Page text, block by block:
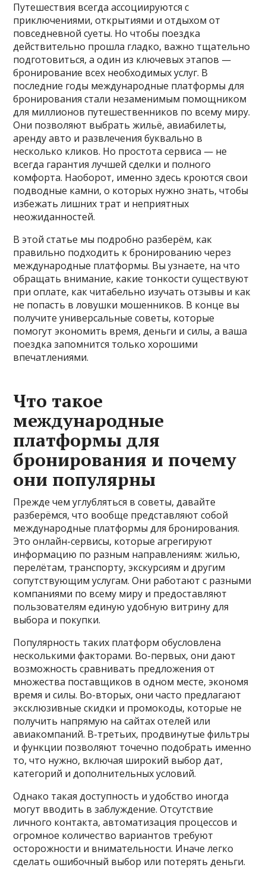
Путешествия всегда ассоциируются с
приключениями, открытиями и отдыхом от
повседневной суеты. Но чтобы поездка
действительно прошла гладко, важно тщательно
подготовиться, а один из ключевых этапов —
бронирование всех необходимых услуг. В
последние годы международные платформы для
бронирования стали незаменимым помощником
для миллионов путешественников по всему миру.
Они позволяют выбрать жильё, авиабилеты,
аренду авто и развлечения буквально в
несколько кликов. Но простота сервиса — не
всегда гарантия лучшей сделки и полного
комфорта. Наоборот, именно здесь кроются свои
подводные камни, о которых нужно знать, чтобы
избежать лишних трат и неприятных
неожиданностей.
В этой статье мы подробно разберём, как
правильно подходить к бронированию через
международные платформы. Вы узнаете, на что
обращать внимание, какие тонкости существуют
при оплате, как читабельно изучать отзывы и как
не попасть в ловушки мошенников. В конце вы
получите универсальные советы, которые
помогут экономить время, деньги и силы, а ваша
поездка запомнится только хорошими
впечатлениями.
Что такое
международные
платформы для
бронирования и почему
они популярны
Прежде чем углубляться в советы, давайте
разберёмся, что вообще представляют собой
международные платформы для бронирования.
Это онлайн-сервисы, которые агрегируют
информацию по разным направлениям: жилью,
перелётам, транспорту, экскурсиям и другим
сопутствующим услугам. Они работают с разными
компаниями по всему миру и предоставляют
пользователям единую удобную витрину для
выбора и покупки.
Популярность таких платформ обусловлена
несколькими факторами. Во-первых, они дают
возможность сравнивать предложения от
множества поставщиков в одном месте, экономя
время и силы. Во-вторых, они часто предлагают
эксклюзивные скидки и промокоды, которые не
получить напрямую на сайтах отелей или
авиакомпаний. В-третьих, продвинутые фильтры
и функции позволяют точечно подобрать именно
то, что нужно, включая широкий выбор дат,
категорий и дополнительных условий.
Однако такая доступность и удобство иногда
могут вводить в заблуждение. Отсутствие
личного контакта, автоматизация процессов и
огромное количество вариантов требуют
осторожности и внимательности. Иначе легко
сделать ошибочный выбор или потерять деньги.